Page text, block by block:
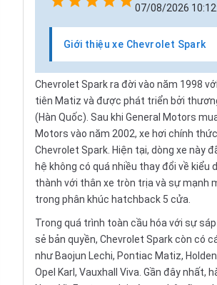
07/08/2026
Giới thiệu xe Chevrolet Spark
Chevrolet Spark ra đời vào năm 1998
tiên Matiz và được phát triển bởi
(Hàn Quốc). Sau khi General Motors
Motors vào năm 2002, xe hơi chính
Chevrolet Spark. Hiện tại, dòng xe này
hệ không có quá nhiều thay đổi về kiểu
thành với thân xe tròn trịa và sự mạnh
trong phân khúc hatchback 5 cửa.
Trong quá trình toàn cầu hóa với sự
sẻ bản quyền, Chevrolet Spark còn có
như Baojun Lechi, Pontiac Matiz,
Opel Karl, Vauxhall Viva. Gần đây nhất,